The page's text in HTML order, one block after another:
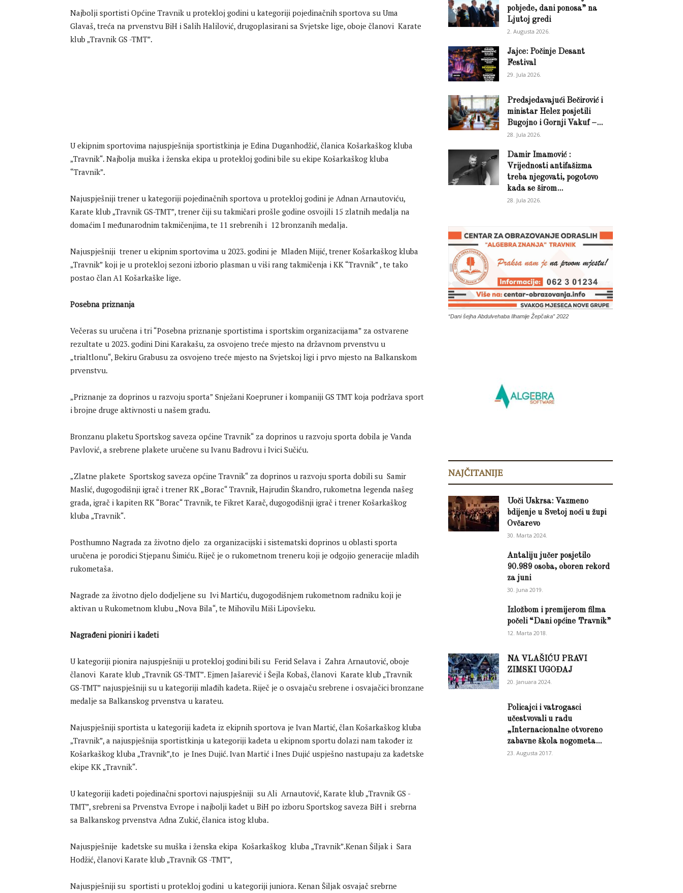
Najbolji sportisti Općine Travnik u protekloj godini u kategoriji pojedinačnih sportova su Uma
Glavaš, treća na prvenstvu BiH i Salih Halilović, drugoplasirani sa Svjetske lige, oboje članovi Karate
klub „Travnik GS -TMT”.
U ekipnim sportovima najuspješnija sportistkinja je Edina Duganhodžić, članica Košarkaškog kluba
„Travnik“. Najbolja muška i ženska ekipa u protekloj godini bile su ekipe Košarkaškog kluba
“Travnik”.
Najuspješniji trener u kategoriji pojedinačnih sportova u protekloj godini je Adnan Arnautoviću,
Karate klub „Travnik GS-TMT”, trener čiji su takmičari prošle godine osvojili 15 zlatnih medalja na
domaćim I međunarodnim takmičenjima, te 11 srebrenih i 12 bronzanih medalja.
Najuspješniji trener u ekipnim sportovima u 2023. godini je Mladen Mijić, trener Košarkaškog kluba
„Travnik” koji je u protekloj sezoni izborio plasman u viši rang takmičenja i KK “Travnik” , te tako
postao član A1 Košarkaške lige.
Posebna priznanja
Večeras su uručena i tri “Posebna priznanje sportistima i sportskim organizacijama” za ostvarene
rezultate u 2023. godini Dini Karakašu, za osvojeno treće mjesto na državnom prvenstvu u
„trialtlonu“, Bekiru Grabusu za osvojeno treće mjesto na Svjetskoj ligi i prvo mjesto na Balkanskom
prvenstvu.
„Priznanje za doprinos u razvoju sporta” Snježani Koepruner i kompaniji GS TMT koja podržava sport
i brojne druge aktivnosti u našem gradu.
Bronzanu plaketu Sportskog saveza općine Travnik“ za doprinos u razvoju sporta dobila je Vanda
Pavlović, a srebrene plakete uručene su Ivanu Badrovu i Ivici Sučiću.
„Zlatne plakete Sportskog saveza općine Travnik“ za doprinos u razvoju sporta dobili su Samir
Maslić, dugogodišnji igrač i trener RK „Borac“ Travnik, Hajrudin Škandro, rukometna legenda našeg
grada, igrač i kapiten RK “Borac“ Travnik, te Fikret Karač, dugogodišnji igrač i trener Košarkaškog
kluba „Travnik“.
Posthumno Nagrada za životno djelo za organizacijski i sistematski doprinos u oblasti sporta
uručena je porodici Stjepanu Šimiću. Riječ je o rukometnom treneru koji je odgojio generacije mladih
rukometaša.
Nagrade za životno djelo dodjeljene su Ivi Martiću, dugogodišnjem rukometnom radniku koji je
aktivan u Rukometnom klubu „Nova Bila“, te Mihovilu Miši Lipovšeku.
Nagrađeni pioniri i kadeti
U kategoriji pionira najuspješniji u protekloj godini bili su Ferid Selava i Zahra Arnautović, oboje
članovi Karate klub „Travnik GS-TMT”. Ejmen Jašarević i Šejla Kobaš, članovi Karate klub „Travnik
GS-TMT” najuspješniji su u kategoriji mlađih kadeta. Riječ je o osvajaču srebrene i osvajačici bronzane
medalje sa Balkanskog prvenstva u karateu.
Najuspješniji sportista u kategoriji kadeta iz ekipnih sportova je Ivan Martić, član Košarkaškog kluba
„Travnik”, a najuspješnija sportistkinja u kategoriji kadeta u ekipnom sportu dolazi nam također iz
Košarkaškog kluba „Travnik”,to je Ines Dujić. Ivan Martić i Ines Dujić uspješno nastupaju za kadetske
ekipe KK „Travnik“.
U kategoriji kadeti pojedinačni sportovi najuspješniji su Ali Arnautović, Karate klub „Travnik GS -
TMT”, srebreni sa Prvenstva Evrope i najbolji kadet u BiH po izboru Sportskog saveza BiH i srebrna
sa Balkanskog prvenstva Adna Zukić, članica istog kluba.
Najuspješnije kadetske su muška i ženska ekipa Košarkaškog kluba „Travnik”.Kenan Šiljak i Sara
Hodžić, članovi Karate klub „Travnik GS -TMT”,
Najuspješniji su sportisti u protekloj godini u kategoriji juniora. Kenan Šiljak osvajač srebrne
pobjede, dani ponosa” na
Ljutoj gredi
2. Augusta 2026.
Jajce: Počinje Desant
Festival
29. Jula 2026.
Predsjedavajući Bečirović i
ministar Helez posjetili
Bugojno i Gornji Vakuf –...
28. Jula 2026.
Damir Imamović :
Vrijednosti antifašizma
treba njegovati, pogotovo
kada se širom...
28. Jula 2026.
“Dani šejha Abdulvehaba Ilhamije Žepčaka” 2022
NAJČITANIJE
Uoči Uskrsa: Vazmeno
bdijenje u Svetoj noći u župi
Ovčarevo
30. Marta 2024.
Antaliju jučer posjetilo
90.989 osoba, oboren rekord
za juni
30. Juna 2019.
Izložbom i premijerom filma
počeli “Dani općine Travnik”
12. Marta 2018.
NA VLAŠIĆU PRAVI
ZIMSKI UGOĐAJ
20. Januara 2024.
Policajci i vatrogasci
učestvovali u radu
„Internacionalne otvoreno
zabavne škola nogometa...
23. Augusta 2017.